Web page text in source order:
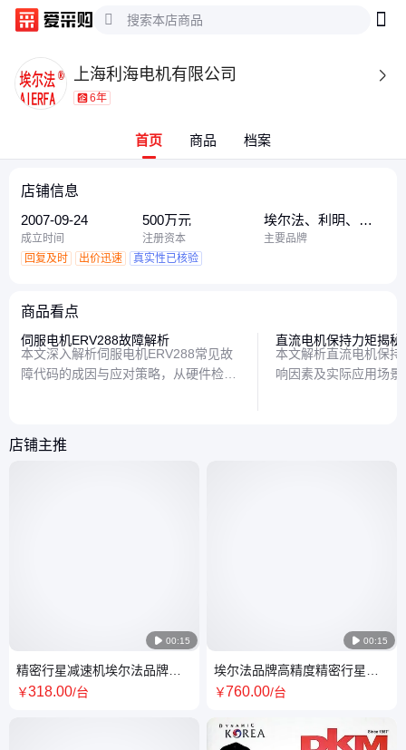
上海利海电机有限公司 
6年
首页 商品 档案
店铺信息
2007-09-24
成立时间
500万元
注册资本
埃尔法、利明、埃
尔法品牌
主要品牌
回复及时
出价迅速 真实性已核验
商品看点
伺服电机ERV288故障解析
本文深入解析伺服电机ERV288常见故
障代码的成因与应对策略，从硬件检查
直流电机保持力矩揭秘
本文解析直流电机保
响因素及实际应用场
店铺主推
 00:15
精密行星减速机埃尔法品牌源
头工厂高精度大扭矩低噪音
￥318.00/台
 00:15
埃尔法品牌高精度精密行星齿
轮减速机源头工厂
￥760.00/台